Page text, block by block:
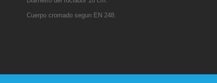
Cuerpo cromado segun EN 248.